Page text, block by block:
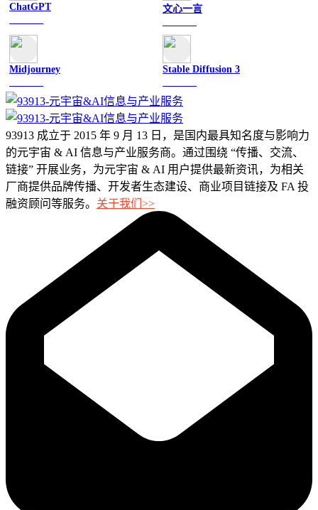
ChatGPT 文心一言
Midjourney Stable Diffusion 3
93913 成立于 2015 年 9 月 13 日，是国内最具知名度与影响力
的元宇宙 & AI 信息与产业服务商。通过围绕 “传播、交流、
链接” 开展业务，为元宇宙 & AI 用户提供最新资讯，为相关
厂商提供品牌传播、开发者生态建设、商业项目链接及 FA 投
融资顾问等服务。 关于我们>>